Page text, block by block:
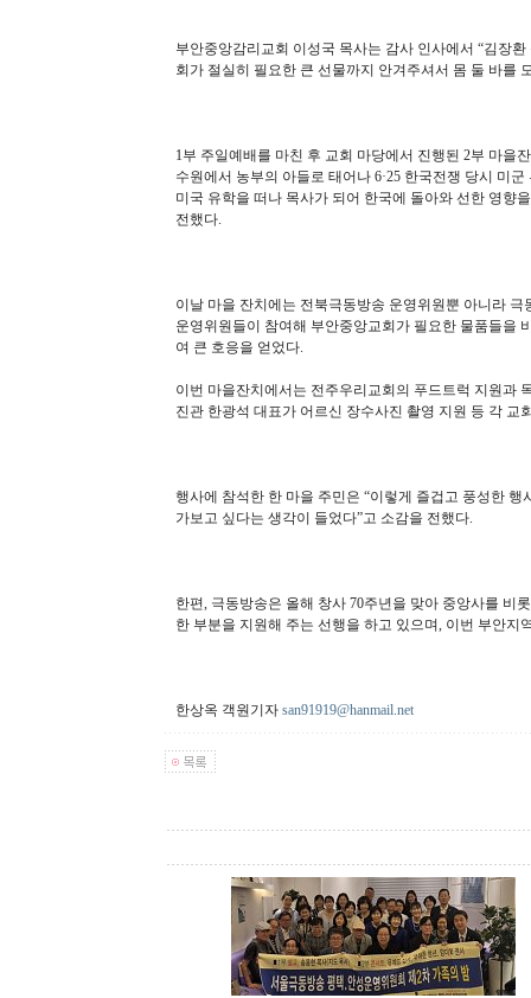
부안중앙감리교회 이성국 목사는 감사 인사에서 “김장
회가 절실히 필요한 큰 선물까지 안겨주셔서 몸 둘 바를
1부 주일예배를 마친 후 교회 마당에서 진행된 2부 마을
수원에서 농부의 아들로 태어나 6·25 한국전쟁 당시 미
미국 유학을 떠나 목사가 되어 한국에 돌아와 선한 영향
전했다.
이날 마을 잔치에는 전북극동방송 운영위원뿐 아니라
운영위원들이 참여해 부안중앙교회가 필요한 물품들을
여 큰 호응을 얻었다.
이번 마을잔치에서는 전주우리교회의 푸드트럭 지원과
진관 한광석 대표가 어르신 장수사진 촬영 지원 등 각
행사에 참석한 한 마을 주민은 “이렇게 즐겁고 풍성한
가보고 싶다는 생각이 들었다”고 소감을 전했다.
한편, 극동방송은 올해 창사 70주년을 맞아 중앙사를 비
한 부분을 지원해 주는 선행을 하고 있으며, 이번 부안지
한상옥 객원기자 san91919@hanmail.net